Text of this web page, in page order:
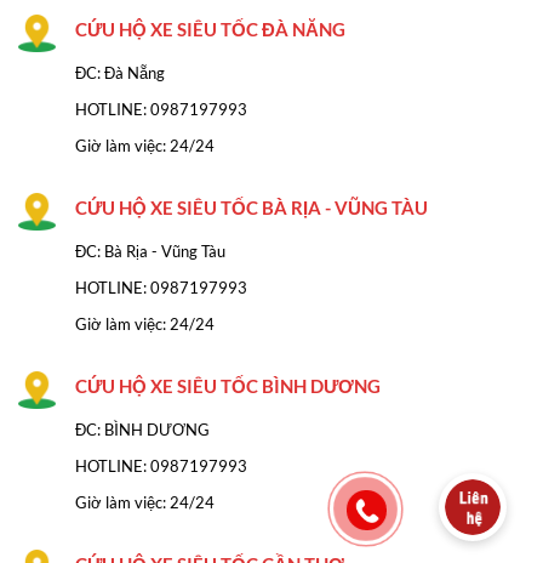
CỨU HỘ XE SIÊU TỐC ĐÀ NĂNG
ĐC: Đà Nẵng
HOTLINE:0987197993
Giờ làm việc: 24/24
CỨU HỘ XE SIÊU TỐC BÀ RỊA - VŨNG TÀU
ĐC: Bà Rịa - Vũng Tàu
HOTLINE: 0987197993
Giờ làm việc: 24/24
CỨU HỘ XE SIÊU TỐC BÌNH DƯƠNG
ĐC: BÌNH DƯƠNG
HOTLINE: 0987197993
Giờ làm việc: 24/24